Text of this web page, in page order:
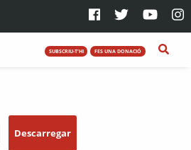
SUBSCRIU-T'HI FES UNA DONACIÓ
Descarregar